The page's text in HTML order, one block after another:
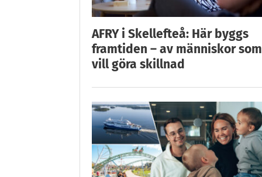
AFRY i Skellefteå: Här byggs
framtiden – av människor som
vill göra skillnad